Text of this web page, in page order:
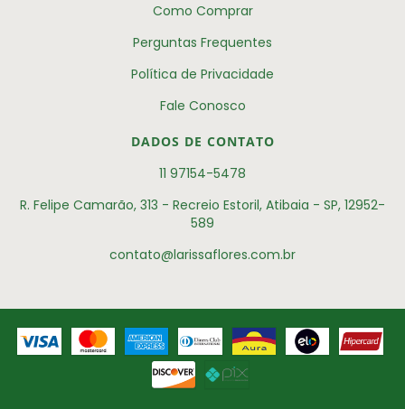
Como Comprar
Perguntas Frequentes
Política de Privacidade
Fale Conosco
DADOS DE CONTATO
11 97154-5478
R. Felipe Camarão, 313 - Recreio Estoril, Atibaia - SP, 12952-
589
contato@larissaflores.com.br